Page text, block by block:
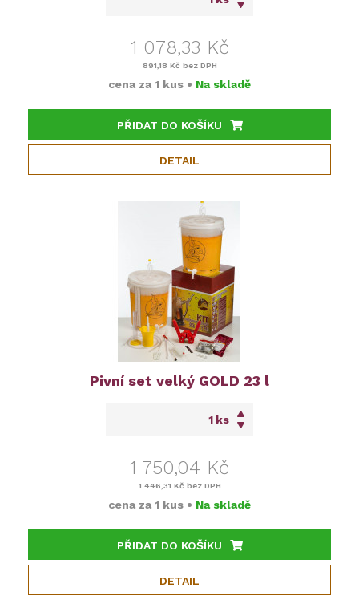
1 078,33 Kč
891,18 Kč bez DPH
cena za 1 kus • Na skladě
PŘIDAT DO KOŠÍKU
DETAIL
Pivní set velký GOLD 23 l
ks
1 750,04 Kč
1 446,31 Kč bez DPH
cena za 1 kus • Na skladě
PŘIDAT DO KOŠÍKU
DETAIL